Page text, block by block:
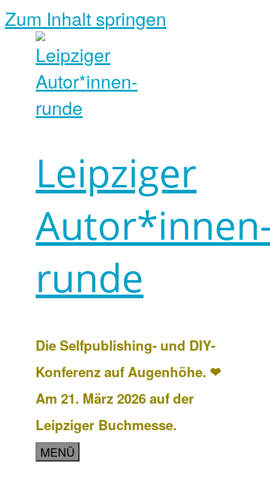
Zum Inhalt springen
Leipziger
runde
Die Selfpublishing- und DIY-
Konferenz auf Augenhöhe. ❤
Am 21. März 2026 auf der
Leipziger Buchmesse.
MENÜ